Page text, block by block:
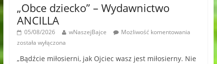
„Obce dziecko” – Wydawnictwo
ANCILLA
05/08/2026 wNaszejBajce
Możliwość komentowania
została wyłączona
„Bądźcie miłosierni, jak Ojciec wasz jest miłosierny. Nie